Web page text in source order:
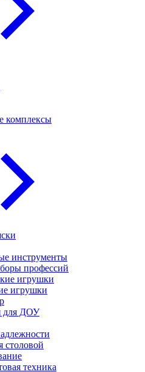
комплексы
инструменты
профессий
игрушки
игрушки
для ДОУ
столовой
техника